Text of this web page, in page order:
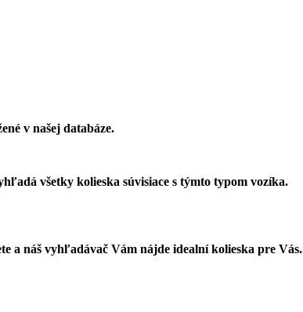
v našej databáze.
všetky kolieska súvisiace s týmto typom vozíka.
a náš vyhľadávač Vám nájde idealní kolieska pre Vás.